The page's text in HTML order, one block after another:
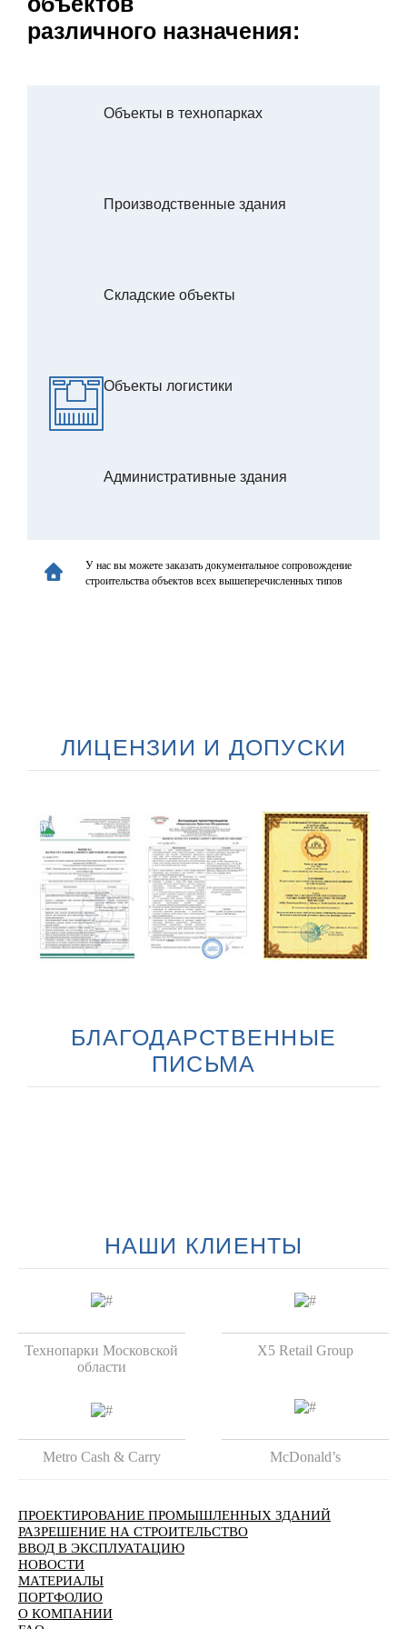
различного назначения:
Объекты в технопарках
Производственные здания
Складские объекты
Объекты логистики
Административные здания
У нас вы можете заказать документальное сопровождение
строительства объектов всех вышеперечисленных типов
ЛИЦЕНЗИИ И ДОПУСКИ
БЛАГОДАРСТВЕННЫЕ
ПИСЬМА
НАШИ КЛИЕНТЫ
Технопарки Московской
области
X5 Retail Group
Metro Cash & Carry McDonald’s
ПРОЕКТИРОВАНИЕ ПРОМЫШЛЕННЫХ ЗДАНИЙ
РАЗРЕШЕНИЕ НА СТРОИТЕЛЬСТВО
ВВОД В ЭКСПЛУАТАЦИЮ
НОВОСТИ
МАТЕРИАЛЫ
ПОРТФОЛИО
О КОМПАНИИ